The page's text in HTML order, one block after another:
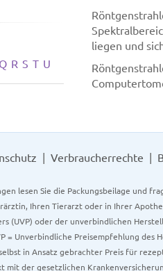
Q R S T U
liegen und
Verbraucherrechte
lesen Sie die Packungsbeilage und
Ihren Tierarzt oder in Ihrer
(UVP) oder der unverbindlichen
Unverbindliche Preisempfehlung des
in Ansatz gebrachter Preis für
mit der gesetzlichen